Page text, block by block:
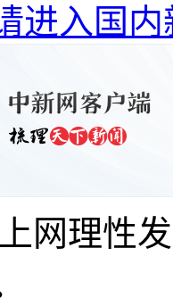
进入国内
网理性